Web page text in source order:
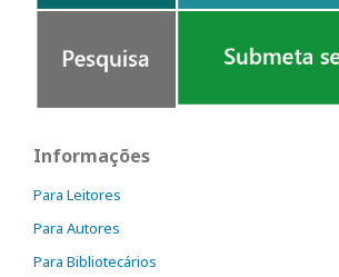
Informações
Para Leitores
Para Autores
Para Bibliotecários